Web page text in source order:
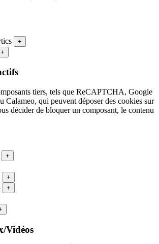
+
+
tiers, tels que ReCAPTCHA, Google
Calameo, qui peuvent déposer des cookies sur
décider de bloquer un composant, le contenu
+
+
+
Vidéos